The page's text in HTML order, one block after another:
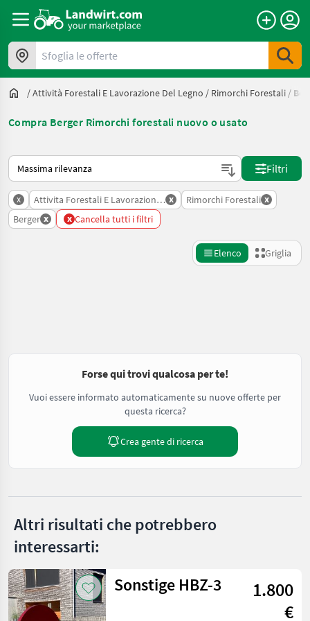
Sfoglia le offerte
/Attività Forestali E Lavorazione Del Legno / Rimorchi Forestali /
Compra Berger Rimorchi forestali nuovo o usato
Ecco come viene ordinato su Landwirt.com
Filtri
x Attivita Forestali E Lavorazione Del Legno
x Rimorchi Forestali x
Berger x x Cancella tutti i filtri
Elenco Griglia
Forse qui trovi qualcosa per te!
Vuoi essere informato automaticamente su nuove offerte per
questa ricerca?
Crea gente di ricerca
Altri risultati che potrebbero
interessarti:
Sonstige HBZ-3
1.800
€